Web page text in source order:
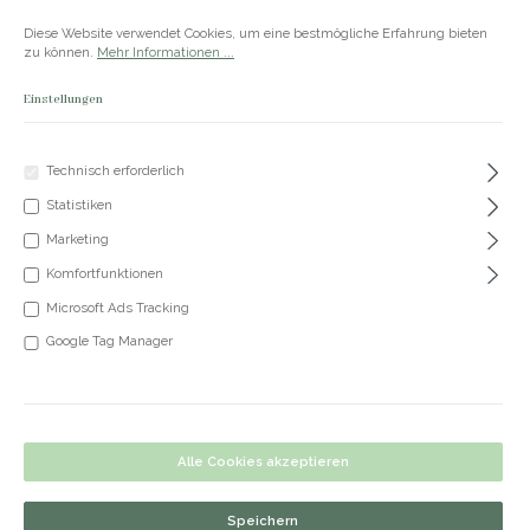
+49 5191 62 33 666
Set Kette & Armband Pelua
Diese Website verwendet Cookies, um eine bestmögliche Erfahrung bieten
zu können. Mehr Informationen ...
Einstellungen
Technisch erforderlich
Statistiken
Marketing
Komfortfunktionen
Microsoft Ads Tracking
Google Tag Manager
Alle Cookies akzeptieren
Speichern